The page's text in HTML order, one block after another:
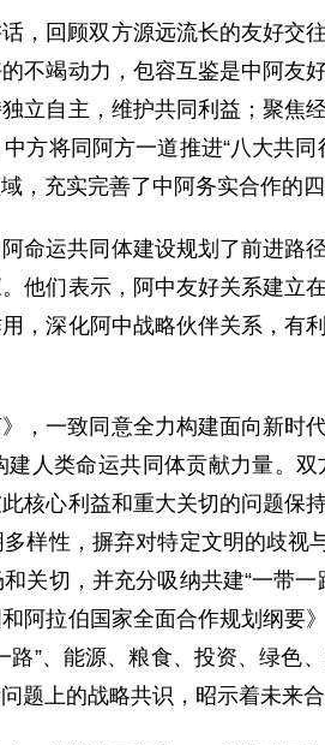
，回顾双方源远流长的友好交
不竭动力，包容互鉴是中阿友
立自主，维护共同利益；聚焦
方将同阿方一道推进“八大共
，充实完善了中阿务实合作的四
命运共同体建设规划了前进路
他们表示，阿中友好关系建立
，深化阿中战略伙伴关系，有
，一致同意全力构建面向新时
人类命运共同体贡献力量。
核心利益和重大关切的问题保
样性，摒弃对特定文明的歧视
关切，并充分吸纳共建“一带
阿拉伯国家全面合作规划纲要
”、能源、粮食、投资、绿
题上的战略共识，昭示着未来